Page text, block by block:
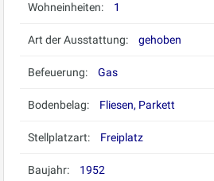
Wohneinheiten: 1
Art der Ausstattung: gehoben
Befeuerung: Gas
Bodenbelag: Fliesen, Parkett
Stellplatzart: Freiplatz
Baujahr: 1952